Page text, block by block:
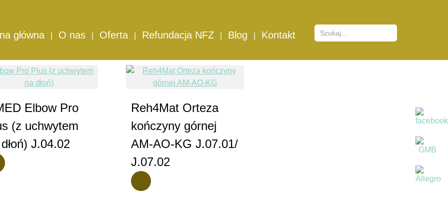
główna O nas Oferta Refundacja NFZ Blog Kontakt
i łokieć
Elbow Pro
(z uchwytem
J.04.02
Reh4Mat Orteza
kończyny górnej
AM-AO-KG J.07.01/
J.07.02